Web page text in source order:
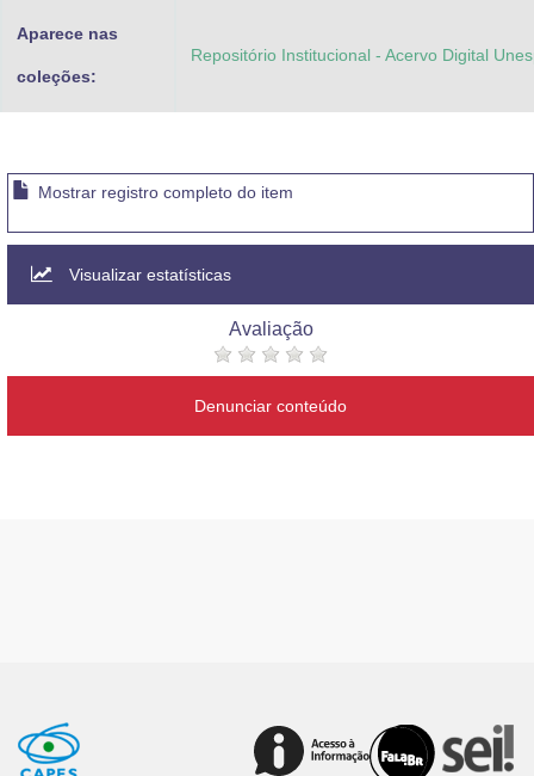
Aparece nas
coleções:
Repositório Institucional - Acervo Digital
Mostrar registro completo do item
Visualizar estatísticas
Avaliação
Denunciar conteúdo